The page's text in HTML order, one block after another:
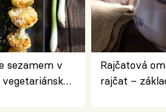
sezamem v
Rajčatová
rajčat –